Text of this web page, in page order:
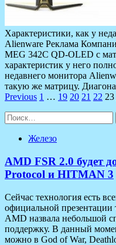
Характеристики, как у
Alienware Реклама
MEG 342C QD-OLED с
характеристик у него
недавнего монитора
такую же матрицу.
Пагинация
записей
Previous 1 … 19 20 21 22 23
Найти:
Железо
AMD FSR 2.0 будет
Protocol и HITMAN 3
Сейчас технология есть
официальной презентации
AMD назвала небольшой
поддержку. В данный
можно в God of War,